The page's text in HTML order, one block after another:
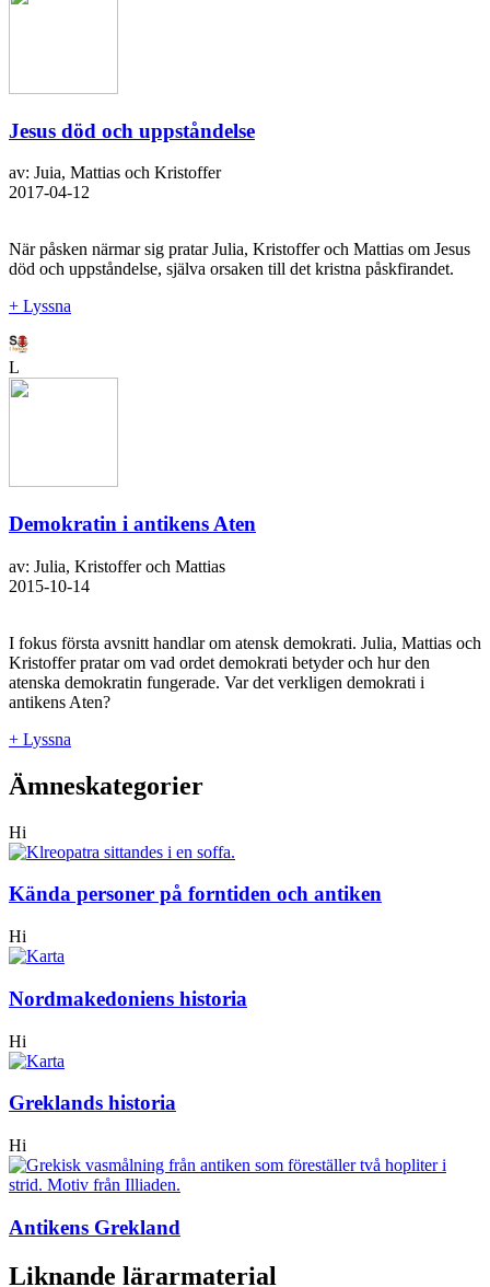
Jesus död och uppståndelse
av: Juia, Mattias och Kristoffer
2017-04-12
När påsken närmar sig pratar Julia, Kristoffer och Mattias om Jesus
död och uppståndelse, själva orsaken till det kristna påskfirandet.
+ Lyssna
L
Demokratin i antikens Aten
av: Julia, Kristoffer och Mattias
2015-10-14
I fokus första avsnitt handlar om atensk demokrati. Julia, Mattias och
Kristoffer pratar om vad ordet demokrati betyder och hur den
atenska demokratin fungerade. Var det verkligen demokrati i
antikens Aten?
+ Lyssna
Ämneskategorier
Hi
Kända personer på forntiden och antiken
Hi
Nordmakedoniens historia
Hi
Greklands historia
Hi
Antikens Grekland
Liknande lärarmaterial